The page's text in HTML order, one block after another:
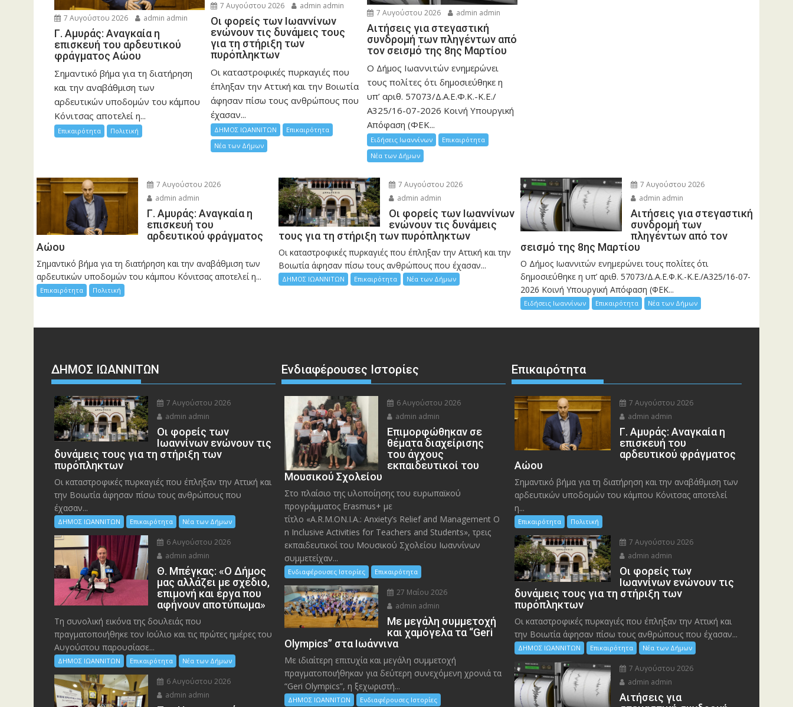
7 Αυγούστου 2026 admin admin
Γ. Αμυράς: Αναγκαία η
επισκευή του αρδευτικού
φράγματος Αώου
Σημαντικό βήμα για τη διατήρηση
και την αναβάθμιση των
αρδευτικών υποδομών του κάμπου
Κόνιτσας αποτελεί η...
Επικαιρότητα Πολιτική
7 Αυγούστου 2026 admin admin
Οι φορείς των Ιωαννίνων
ενώνουν τις δυνάμεις τους
για τη στήριξη των
πυρόπληκτων
Οι καταστροφικές πυρκαγιές που
έπληξαν την Αττική και την Bοιωτία
άφησαν πίσω τους ανθρώπους που
έχασαν...
ΔΗΜΟΣ ΙΩΑΝΝΙΤΩΝ
Επικαιρότητα
Νέα των Δήμων
7 Αυγούστου 2026 admin admin
Αιτήσεις για στεγαστική
συνδρομή των πληγέντων από
τον σεισμό της 8ης Μαρτίου
Ο Δήμος Ιωαννιτών ενημερώνει
τους πολίτες ότι δημοσιεύθηκε η
υπ’ αριθ. 57073/Δ.Α.Ε.Φ.Κ.-Κ.Ε./
Α325/16-07-2026 Κοινή Υπουργική
Απόφαση (ΦΕΚ...
Ειδήσεις Ιωαννίνων
Επικαιρότητα
Νέα των Δήμων
7 Αυγούστου 2026
admin admin
Γ. Αμυράς: Αναγκαία η
επισκευή του
αρδευτικού φράγματος
Αώου
Σημαντικό βήμα για τη διατήρηση και την αναβάθμιση των
αρδευτικών υποδομών του κάμπου Κόνιτσας αποτελεί η...
Επικαιρότητα Πολιτική
7 Αυγούστου 2026
admin admin
Οι φορείς των Ιωαννίνων
ενώνουν τις δυνάμεις
τους για τη στήριξη των πυρόπληκτων
Οι καταστροφικές πυρκαγιές που έπληξαν την Αττική και την
Bοιωτία άφησαν πίσω τους ανθρώπους που έχασαν...
ΔΗΜΟΣ ΙΩΑΝΝΙΤΩΝ Επικαιρότητα Νέα των Δήμων
7 Αυγούστου 2026
admin admin
Αιτήσεις για στεγαστική
συνδρομή των
πληγέντων από τον
σεισμό της 8ης Μαρτίου
Ο Δήμος Ιωαννιτών ενημερώνει τους πολίτες ότι
δημοσιεύθηκε η υπ’ αριθ. 57073/Δ.Α.Ε.Φ.Κ.-Κ.Ε./Α325/16-07-
2026 Κοινή Υπουργική Απόφαση (ΦΕΚ...
Ειδήσεις Ιωαννίνων Επικαιρότητα Νέα των Δήμων
ΔΗΜΟΣ ΙΩΑΝΝΙΤΩΝ
7 Αυγούστου 2026
admin admin
Οι φορείς των
Ιωαννίνων ενώνουν τις
δυνάμεις τους για τη στήριξη των
πυρόπληκτων
Οι καταστροφικές πυρκαγιές που έπληξαν την Αττική και
την Bοιωτία άφησαν πίσω τους ανθρώπους που
έχασαν...
ΔΗΜΟΣ ΙΩΑΝΝΙΤΩΝ Επικαιρότητα Νέα των Δήμων
6 Αυγούστου 2026
admin admin
Θ. Μπέγκας: «Ο Δήμος
μας αλλάζει με σχέδιο,
επιμονή και έργα που
αφήνουν αποτύπωμα»
Τη συνολική εικόνα της δουλειάς που
πραγματοποιήθηκε τον Ιούλιο και τις πρώτες ημέρες του
Αυγούστου παρουσίασε...
ΔΗΜΟΣ ΙΩΑΝΝΙΤΩΝ Επικαιρότητα Νέα των Δήμων
6 Αυγούστου 2026
admin admin
Ενδιαφέρουσες Ιστορίες
6 Αυγούστου 2026
admin admin
Eπιμορφώθηκαν σε
θέματα διαχείρισης
του άγχους
εκπαιδευτικοί του
Μουσικού Σχολείου
Στο πλαίσιο της υλοποίησης του ευρωπαϊκού
προγράμματος Erasmus+ με
τίτλο «A.R.M.ON.I.A.: Anxiety’s Relief and Management O
n Inclusive Activities for Teachers and Students», τρεις
εκπαιδευτικοί του Μουσικού Σχολείου Ιωαννίνων
συμμετείχαν...
Ενδιαφέρουσες Ιστορίες Επικαιρότητα
27 Μαΐου 2026
admin admin
Με μεγάλη συμμετοχή
και χαμόγελα τα “Geri
Olympics” στα Ιωάννινα
Με ιδιαίτερη επιτυχία και μεγάλη συμμετοχή
πραγματοποιήθηκαν για δεύτερη συνεχόμενη χρονιά τα
“Geri Olympics”, η ξεχωριστή...
ΔΗΜΟΣ ΙΩΑΝΝΙΤΩΝ Ενδιαφέρουσες Ιστορίες
Επικαιρότητα
7 Αυγούστου 2026
admin admin
Γ. Αμυράς: Αναγκαία η
επισκευή του
αρδευτικού φράγματος
Αώου
Σημαντικό βήμα για τη διατήρηση και την αναβάθμιση των
αρδευτικών υποδομών του κάμπου Κόνιτσας αποτελεί
η...
Επικαιρότητα Πολιτική
7 Αυγούστου 2026
admin admin
Οι φορείς των
Ιωαννίνων ενώνουν τις
δυνάμεις τους για τη στήριξη των
πυρόπληκτων
Οι καταστροφικές πυρκαγιές που έπληξαν την Αττική και
την Bοιωτία άφησαν πίσω τους ανθρώπους που έχασαν...
ΔΗΜΟΣ ΙΩΑΝΝΙΤΩΝ Επικαιρότητα Νέα των Δήμων
7 Αυγούστου 2026
admin admin
Αιτήσεις για